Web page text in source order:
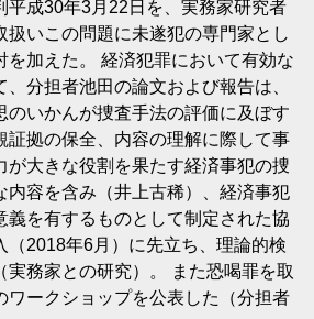
平成30年3月22日を、実務家研究者
扱いこの問題に未遂犯の専門家とし
を加えた。 経済犯罪において有効な
分担者池田の論文および報告は、
のいかんが捜査手法の評価に及ぼす
証拠の保全、内容の理解に際して事
が大きな役割を果たす経済事犯の捜
内容を含み（井上古稀）、経済事犯
義を有するものとして制定された協
（2018年6月）に先立ち、理論的検
実務家との研究）。 また恐喝罪を取
ワークショップを公表した（分担者